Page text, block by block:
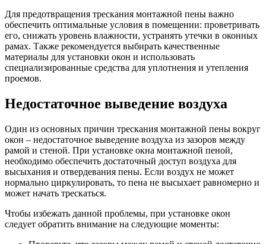
Для предотвращения трескания монтажной пены важно
обеспечить оптимальные условия в помещении: проветривать
его, снижать уровень влажности, устранять утечки в оконных
рамах. Также рекомендуется выбирать качественные
материалы для установки окон и использовать
специализированные средства для уплотнения и утепления
проемов.
Недостаточное выведение воздуха
Один из основных причин трескания монтажной пены вокруг
окон – недостаточное выведение воздуха из зазоров между
рамой и стеной. При установке окна монтажной пеной,
необходимо обеспечить достаточный доступ воздуха для
высыхания и отвердевания пены. Если воздух не может
нормально циркулировать, то пена не высыхает равномерно и
может начать трескаться.
Чтобы избежать данной проблемы, при установке окон
следует обратить внимание на следующие моменты: